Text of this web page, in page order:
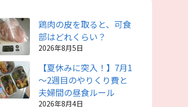
鶏肉の皮を取ると、可食
部はどれくらい？
2026年8月5日
【夏休みに突入！】7月1
～2週目のやりくり費と
夫婦間の昼食ルール
2026年8月4日